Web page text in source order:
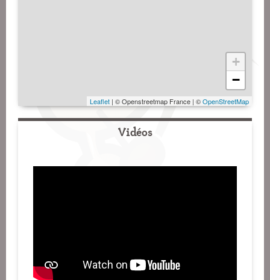
+
−
Leaflet | © Openstreetmap France | ©OpenStreetMap
Vidéos